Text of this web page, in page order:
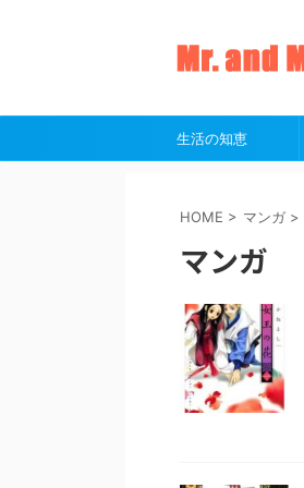
生活の知恵
HOME > マンガ >
マンガ